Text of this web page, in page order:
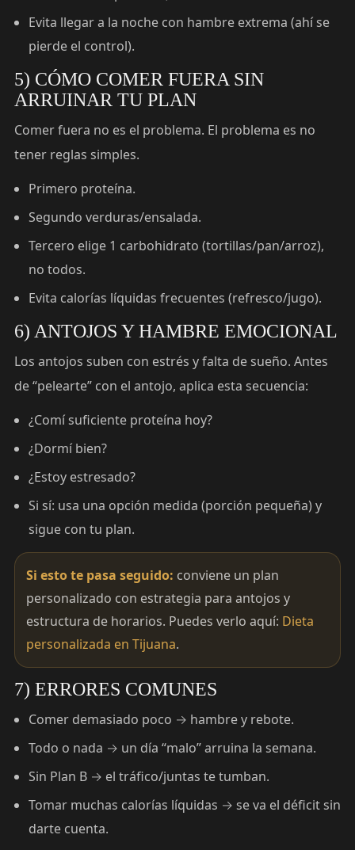
Evita llegar a la noche con hambre extrema (ahí se
pierde el control).
5) CÓMO COMER FUERA SIN
ARRUINAR TU PLAN
Comer fuera no es el problema. El problema es no
tener reglas simples.
Primero proteína.
Segundo verduras/ensalada.
Tercero elige 1 carbohidrato (tortillas/pan/arroz),
no todos.
Evita calorías líquidas frecuentes (refresco/jugo).
6) ANTOJOS Y HAMBRE EMOCIONAL
Los antojos suben con estrés y falta de sueño. Antes
de “pelearte” con el antojo, aplica esta secuencia:
¿Comí suficiente proteína hoy?
¿Dormí bien?
¿Estoy estresado?
Si sí: usa una opción medida (porción pequeña) y
sigue con tu plan.
Si esto te pasa seguido: conviene un plan
personalizado con estrategia para antojos y
estructura de horarios. Puedes verlo aquí: Dieta
personalizada en Tijuana.
7) ERRORES COMUNES
Comer demasiado poco → hambre y rebote.
Todo o nada → un día “malo” arruina la semana.
Sin Plan B → el tráfico/juntas te tumban.
Tomar muchas calorías líquidas → se va el déficit sin
darte cuenta.